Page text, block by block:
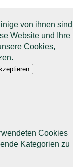
von ihnen sind
Website und Ihre
Cookies,
Cookies
Kategorien zu